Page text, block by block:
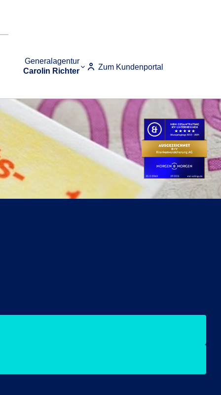
Generalagentur
Carolin Richter
Zum Kundenportal